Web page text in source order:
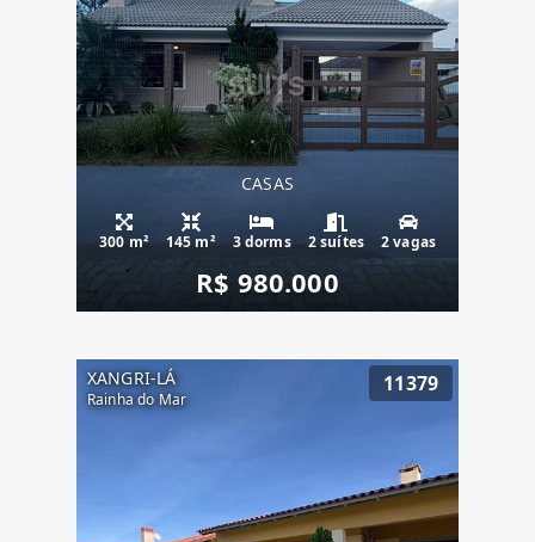
CASAS
300 m² 145 m² 3 dorms 2 suítes 2 vagas
R$ 980.000
XANGRI-LÁ
Rainha do Mar
11379